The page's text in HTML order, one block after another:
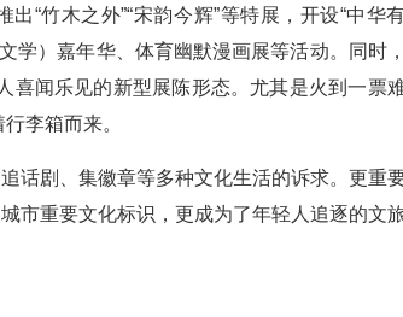
“竹木之外”“宋韵今辉”等特展，开设“中华
文学）嘉年华、体育幽默漫画展等活动。同时
喜闻乐见的新型展陈形态。尤其是火到一票
李箱而来。
话剧、集徽章等多种文化生活的诉求。更重
市重要文化标识，更成为了年轻人追逐的文